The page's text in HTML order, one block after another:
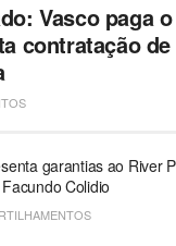
Vasco paga o
contratação de
garantias ao River
Colidio